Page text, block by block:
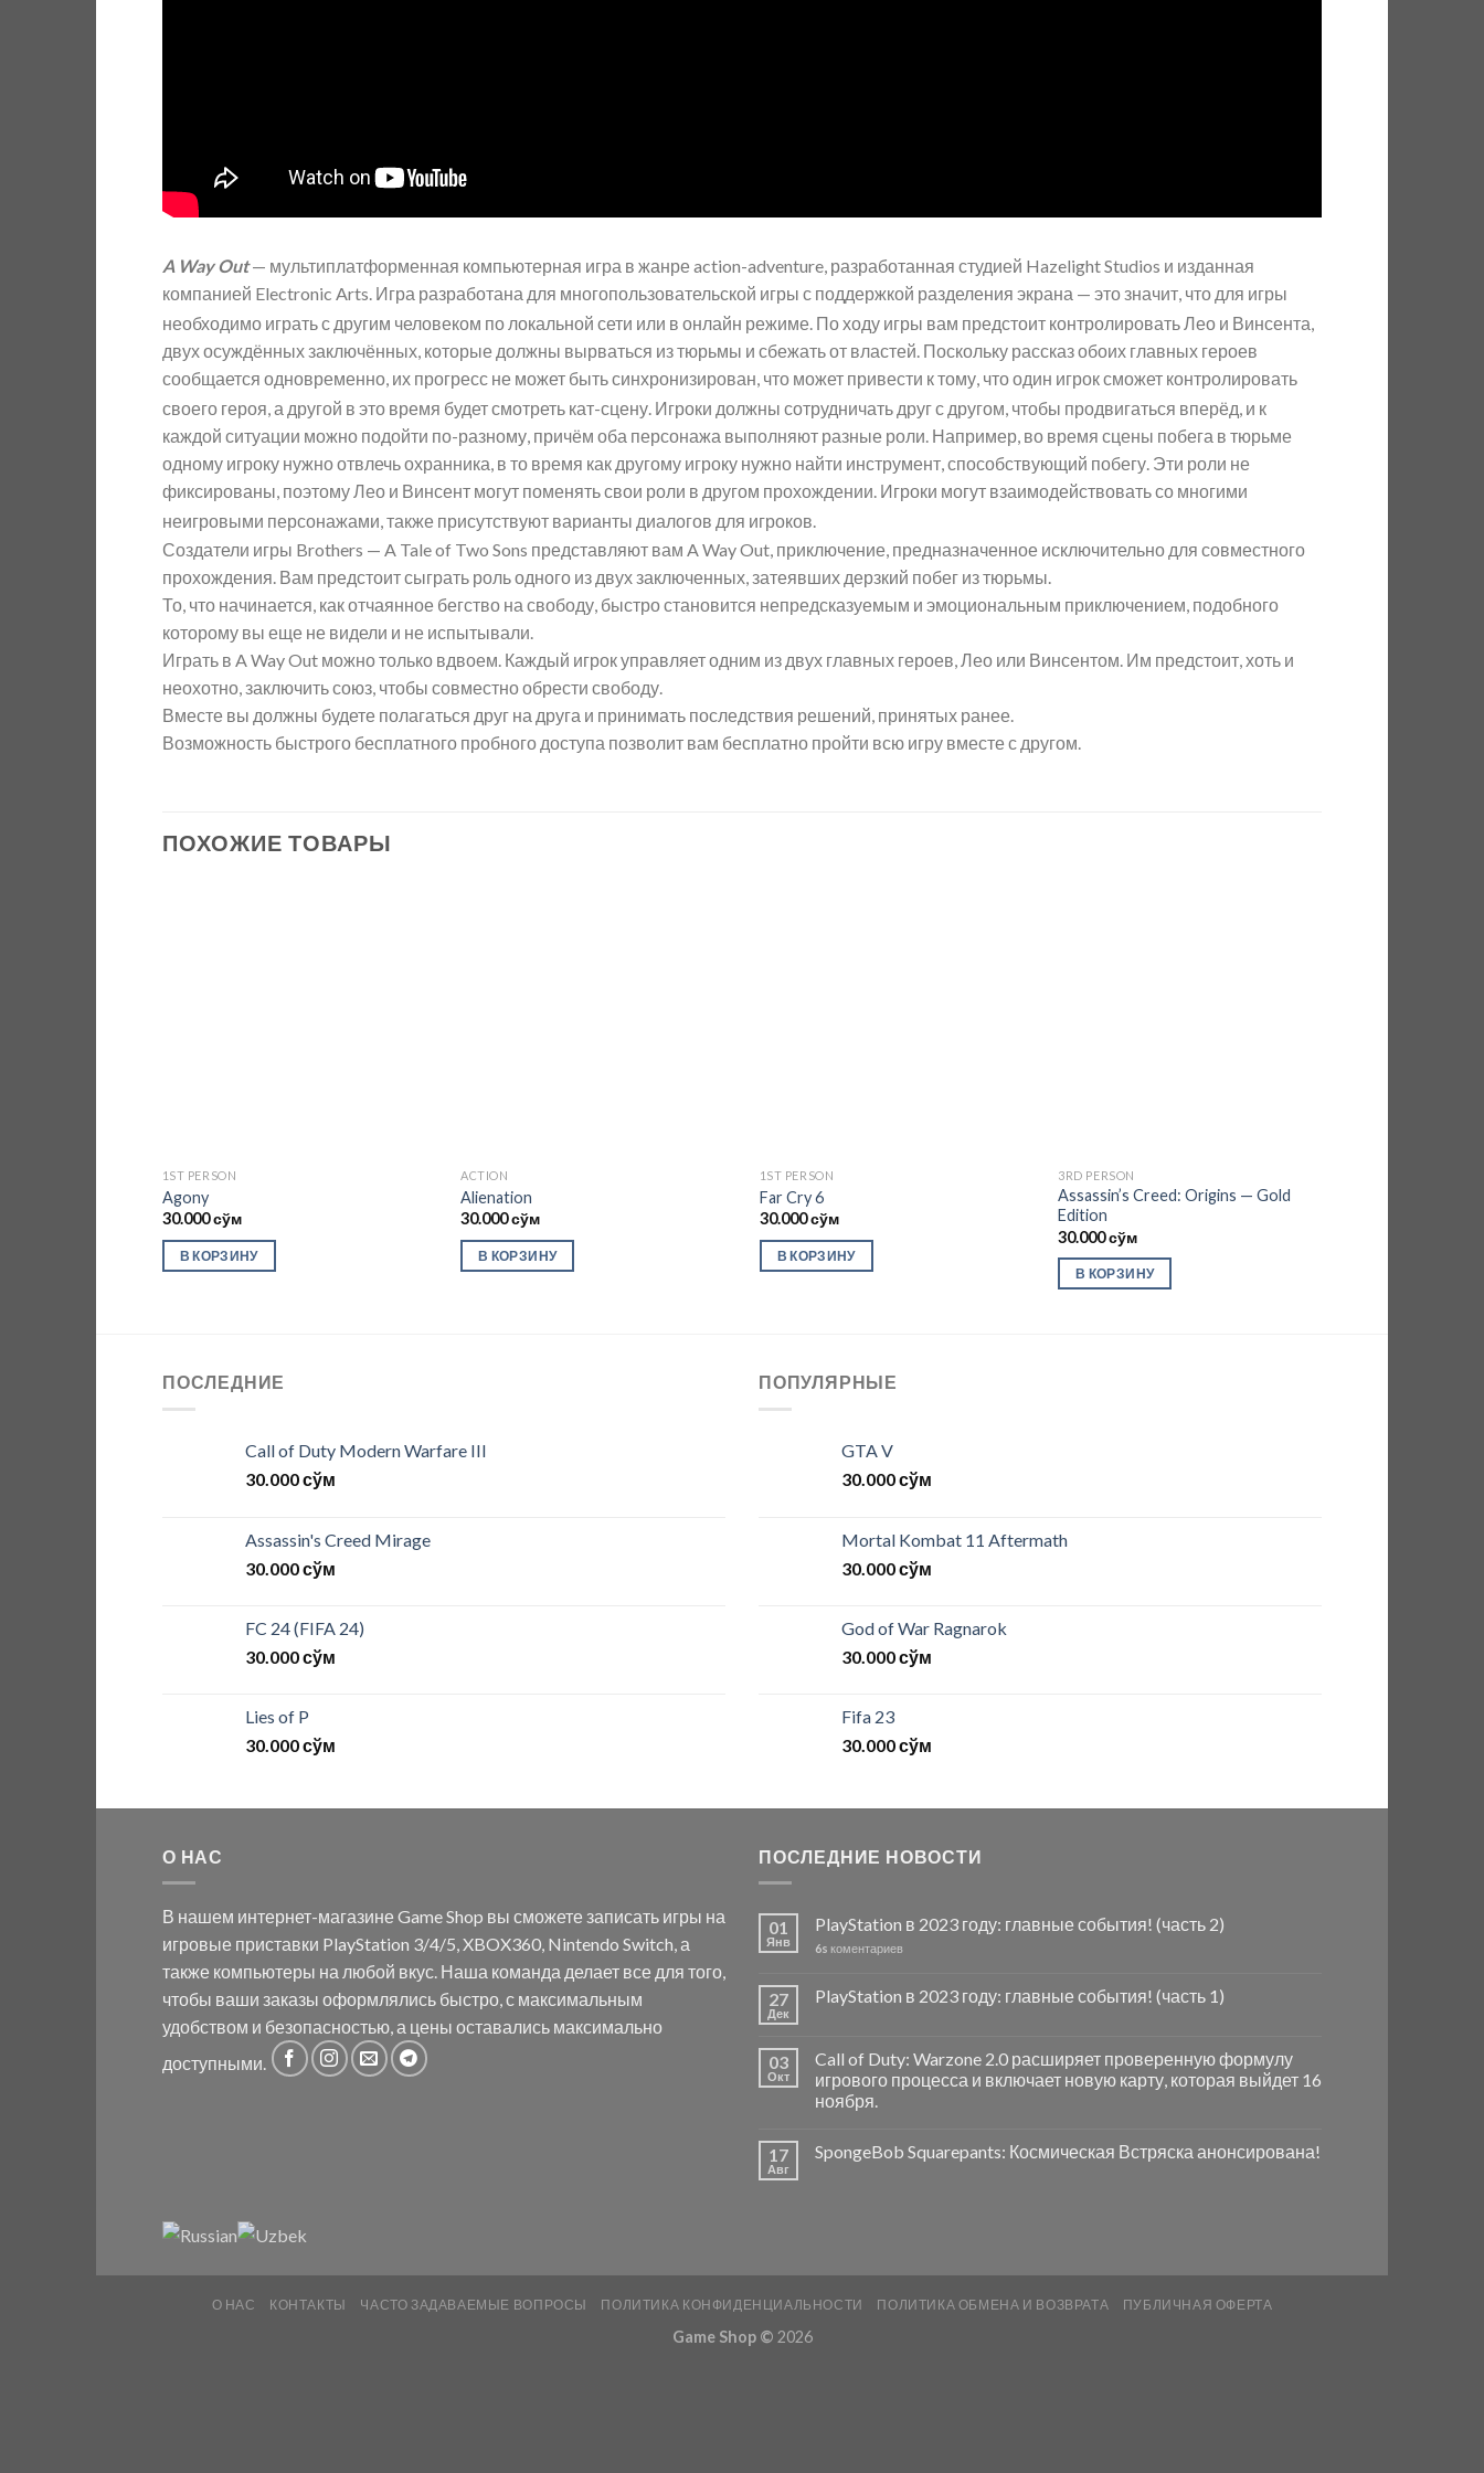
A Way Out— мультиплатформенная компьютерная игра в жанре action-adventure, разработанная студией Hazelight Studios и изданная
компанией Electronic Arts. Игра разработана для многопользовательской игры с поддержкой разделения экрана — это значит, что для игры
необходимо играть с другим человеком по локальной сети или в онлайн режиме. По ходу игры вам предстоит контролировать Лео и Винсента,
двух осуждённых заключённых, которые должны вырваться из тюрьмы и сбежать от властей. Поскольку рассказ обоих главных героев
сообщается одновременно, их прогресс не может быть синхронизирован, что может привести к тому, что один игрок сможет контролировать
своего героя, а другой в это время будет смотреть кат-сцену. Игроки должны сотрудничать друг с другом, чтобы продвигаться вперёд, и к
каждой ситуации можно подойти по-разному, причём оба персонажа выполняют разные роли. Например, во время сцены побега в тюрьме
одному игроку нужно отвлечь охранника, в то время как другому игроку нужно найти инструмент, способствующий побегу. Эти роли не
фиксированы, поэтому Лео и Винсент могут поменять свои роли в другом прохождении. Игроки могут взаимодействовать со многими
неигровыми персонажами, также присутствуют варианты диалогов для игроков.
Создатели игры Brothers — A Tale of Two Sons представляют вам A Way Out, приключение, предназначенное исключительно для совместного
прохождения. Вам предстоит сыграть роль одного из двух заключенных, затеявших дерзкий побег из тюрьмы.
То, что начинается, как отчаянное бегство на свободу, быстро становится непредсказуемым и эмоциональным приключением, подобного
которому вы еще не видели и не испытывали.
Играть в A Way Out можно только вдвоем. Каждый игрок управляет одним из двух главных героев, Лео или Винсентом. Им предстоит, хоть и
неохотно, заключить союз, чтобы совместно обрести свободу.
Вместе вы должны будете полагаться друг на друга и принимать последствия решений, принятых ранее.
Возможность быстрого бесплатного пробного доступа позволит вам бесплатно пройти всю игру вместе с другом.
ПОХОЖИЕ ТОВАРЫ
1ST PERSON
Agony
30.000сўм
В КОРЗИНУ
ACTION
Alienation
30.000сўм
В КОРЗИНУ
1ST PERSON
Far Cry 6
30.000сўм
В КОРЗИНУ
3RD PERSON
Assassin’s Creed: Origins — Gold
Edition
30.000сўм
В КОРЗИНУ
ПОСЛЕДНИЕ
Call of Duty Modern Warfare III
30.000сўм
Assassin's Creed Mirage
30.000сўм
FC 24 (FIFA 24)
30.000сўм
Lies of P
30.000сўм
ПОПУЛЯРНЫЕ
GTA V
30.000сўм
Mortal Kombat 11 Aftermath
30.000сўм
God of War Ragnarok
30.000сўм
Fifa 23
30.000сўм
О НАС
В нашем интернет-магазине Game Shop вы сможете записать игры на
игровые приставки PlayStation 3/4/5, XBOX360, Nintendo Switch, а
также компьютеры на любой вкус. Наша команда делает все для того,
чтобы ваши заказы оформлялись быстро, с максимальным
удобством и безопасностью, а цены оставались максимально
доступными.
ПОСЛЕДНИЕ НОВОСТИ
01
Янв
PlayStation в 2023 году: главные события! (часть 2)
6s коментариев
27
Дек
PlayStation в 2023 году: главные события! (часть 1)
03
Окт
Call of Duty: Warzone 2.0 расширяет проверенную формулу
игрового процесса и включает новую карту, которая выйдет 16
ноября.
17
Авг
SpongeBob Squarepants: Космическая Встряска анонсирована!
О НАС КОНТАКТЫ ЧАСТО ЗАДАВАЕМЫЕ ВОПРОСЫ ПОЛИТИКА КОНФИДЕНЦИАЛЬНОСТИ ПОЛИТИКА ОБМЕНА И ВОЗВРАТА ПУБЛИЧНАЯ ОФЕРТА
Game Shop © 2026